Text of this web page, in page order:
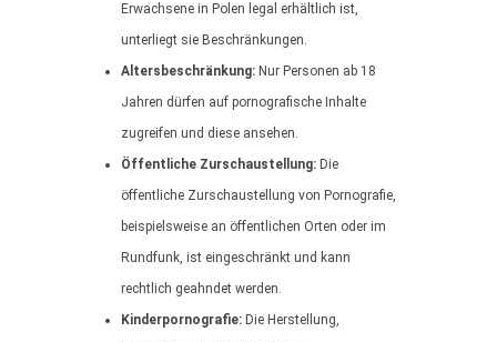
Erwachsene in Polen legal erhältlich ist,
unterliegt sie Beschränkungen.
Altersbeschränkung: Nur Personen ab 18
Jahren dürfen auf pornografische Inhalte
zugreifen und diese ansehen.
Öffentliche Zurschaustellung: Die
öffentliche Zurschaustellung von Pornografie,
beispielsweise an öffentlichen Orten oder im
Rundfunk, ist eingeschränkt und kann
rechtlich geahndet werden.
Kinderpornografie: Die Herstellung,